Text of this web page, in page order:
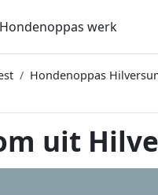
Hondenoppas werk
Hondenoppas
uit